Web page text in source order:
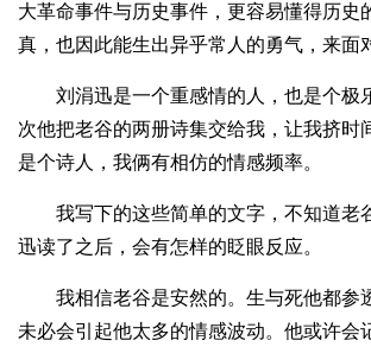
大革命事件与历史事件，更容易懂得历史
真，也因此能生出异乎常人的勇气，来面
刘涓迅是一个重感情的人，也是个极
次他把老谷的两册诗集交给我，让我挤时
是个诗人，我俩有相仿的情感频率。
我写下的这些简单的文字，不知道老
迅读了之后，会有怎样的眨眼反应。
我相信老谷是安然的。生与死他都参
未必会引起他太多的情感波动。他或许会